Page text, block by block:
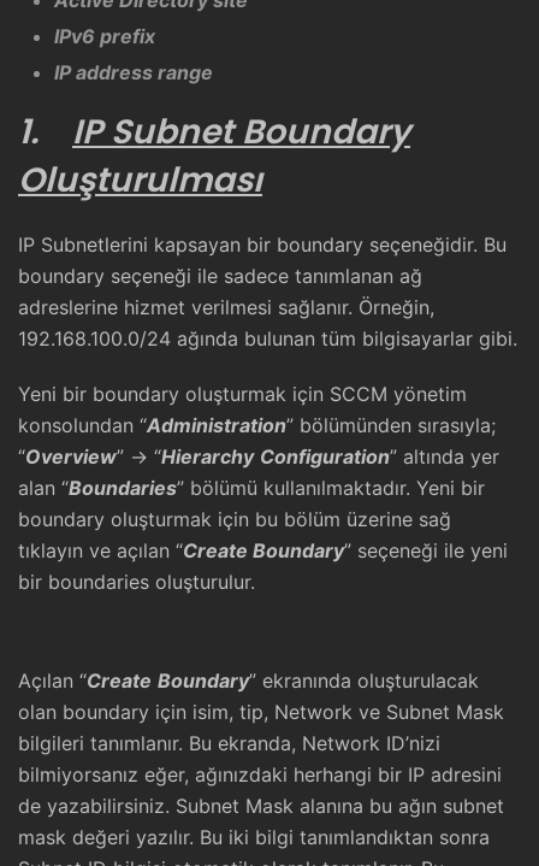
IPv6 prefix
IP address range
1. IP Subnet Boundary
Oluşturulması
IP Subnetlerini kapsayan bir boundary seçeneğidir. Bu
boundary seçeneği ile sadece tanımlanan ağ
adreslerine hizmet verilmesi sağlanır. Örneğin,
192.168.100.0/24 ağında bulunan tüm bilgisayarlar gibi.
Yeni bir boundary oluşturmak için SCCM yönetim
konsolundan “Administration” bölümünden sırasıyla;
“Overview” -> “Hierarchy Configuration” altında yer
alan “Boundaries” bölümü kullanılmaktadır. Yeni bir
boundary oluşturmak için bu bölüm üzerine sağ
tıklayın ve açılan “Create Boundary” seçeneği ile yeni
bir boundaries oluşturulur.
Açılan “Create Boundary” ekranında oluşturulacak
olan boundary için isim, tip, Network ve Subnet Mask
bilgileri tanımlanır. Bu ekranda, Network ID’nizi
bilmiyorsanız eğer, ağınızdaki herhangi bir IP adresini
de yazabilirsiniz. Subnet Mask alanına bu ağın subnet
mask değeri yazılır. Bu iki bilgi tanımlandıktan sonra